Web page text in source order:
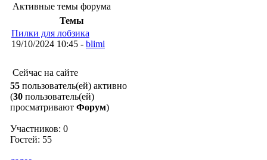
Активные темы форума
Темы
Пилки для лобзика
19/10/2024 10:45 - blimi
Сейчас на сайте
55 пользователь(ей) активно
(30 пользователь(ей)
просматривают Форум)
Участников: 0
Гостей: 55